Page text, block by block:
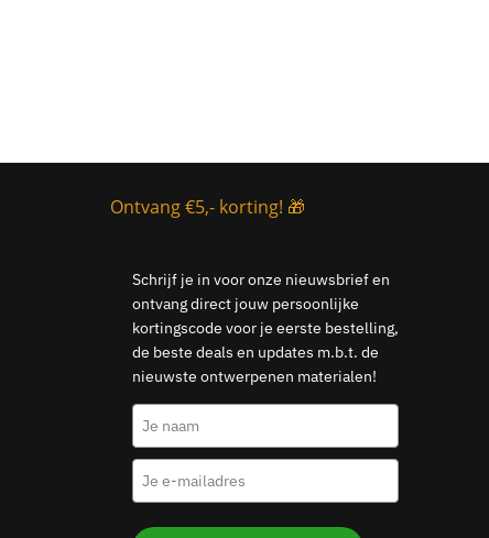
Ontvang €5,- korting! 🎁
Schrijf je in voor onze nieuwsbrief en
ontvang direct jouw persoonlijke
kortingscode voor je eerste bestelling,
de beste deals en updates m.b.t. de
nieuwste ontwerpenen materialen!